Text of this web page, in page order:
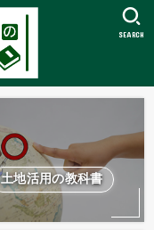
SEARCH
土地活用の教科書